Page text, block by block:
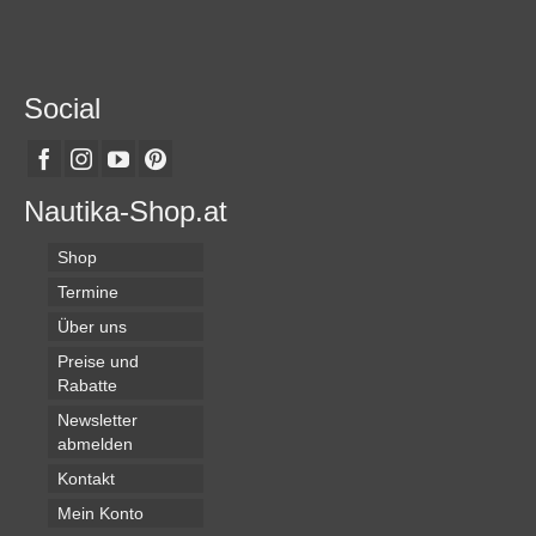
Social
Nautika-Shop.at
Shop
Termine
Über uns
Preise und
Rabatte
Newsletter
abmelden
Kontakt
Mein Konto